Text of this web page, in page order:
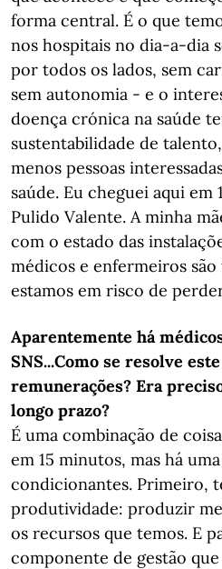
forma central. É o que
nos hospitais no dia-a-dia
por todos os lados, sem
sem autonomia - e o
doença crónica na saúde
sustentabilidade de
menos pessoas
saúde. Eu cheguei aqui em
Pulido Valente. A minha
com o estado das
médicos e enfermeiros
estamos em risco de
Aparentemente há
SNS...Como se resolve
remunerações? Era
longo prazo?
É uma combinação de
em 15 minutos, mas há
condicionantes. Primeiro,
produtividade: produzir
os recursos que temos. E
componente de gestão